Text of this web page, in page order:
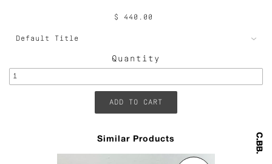
$ 440.00
Quantity
Similar Products